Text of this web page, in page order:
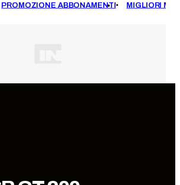
PROMOZIONE ABBONAMENTI MIGLIORI